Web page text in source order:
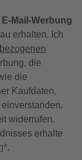
Mail-Werbung
erhalten. Ich
die
die
Kaufdaten,
widerrufen.
erhalte
*.